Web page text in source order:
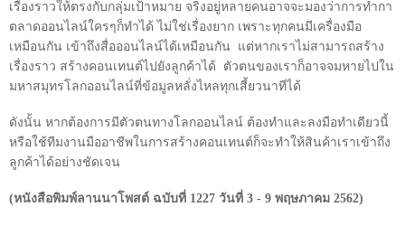
เรื่องราวให้ตรงกับกลุ่มเป้าหมาย จริงอยู่หลายคนอาจจะมองว่าการทำกา
ตลาดออนไลน์ใครๆก็ทำได้ ไม่ใช่เรื่องยาก เพราะทุกคนมีเครื่องมือ
เหมือนกัน เข้าถึงสื่อออนไลน์ได้เหมือนกัน
แต่หากเราไม่สามารถสร้าง
เรื่องราว สร้างคอนเทนต์ไปยังลูกค้าได้
ตัวตนของเราก็อาจจมหายไปใน
มหาสมุทรโลกออนไลน์ที่ข้อมูลหลั่งไหลทุกเสี้ยวนาทีได้
ดังนั้น หากต้องการมีตัวตนทางโลกออนไลน์ ต้องทำและลงมือทำเดียวนี้
หรือใช้ทีมงานมืออาชีพในการสร้างคอนเทนต์ก็จะทำให้สินค้าเราเข้าถึง
ลูกค้าได้อย่างชัดเจน
(หนังสือพิมพ์ลานนาโพสต์ ฉบับที่ 1227 วันที่ 3 - 9 พฤษภาคม 2562)